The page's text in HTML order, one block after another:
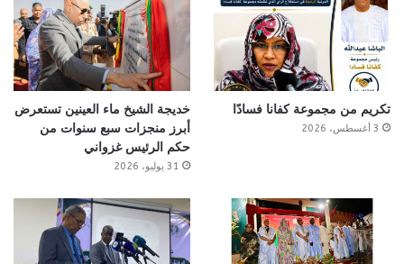
تكريم من مجموعة كفانا فسادًا
3 أغسطس، 2026
خديجة الشيخ ماء العينين تستعرض
أبرز منجزات سبع سنوات من
حكم الرئيس غزواني
31 يوليو، 2026